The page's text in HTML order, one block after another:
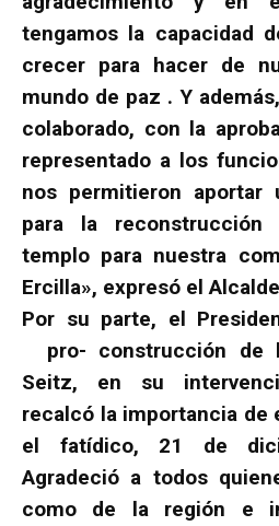
tengamos la capacidad
crecer para hacer de
mundo de paz . Y
colaborado, con la
representado a los
nos permitieron aportar
para la
templo para nuestra
Ercilla», expresó el
Por su parte, el
pro- construcción de
Seitz, en su
recalcó la importancia de
el fatídico, 21 de
Agradeció a todos
como de la región e